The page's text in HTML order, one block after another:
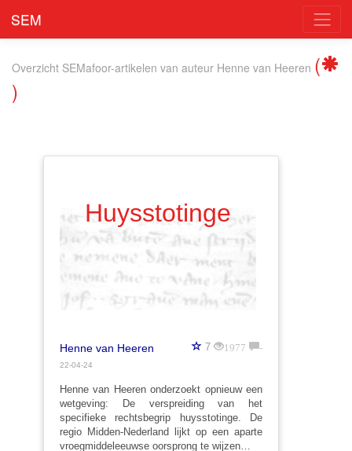
SEM
Overzicht SEMafoor-artikelen van auteur Henne van Heeren (
)
Huysstotinge
Henne van Heeren
22-04-24
7 1977 -
Henne van Heeren onderzoekt opnieuw een
wetgeving: De verspreiding van het
specifieke rechtsbegrip
huysstotinge. De
regio Midden-Nederland lijkt op een aparte
vroegmiddeleeuwse oorsprong te wijzen…